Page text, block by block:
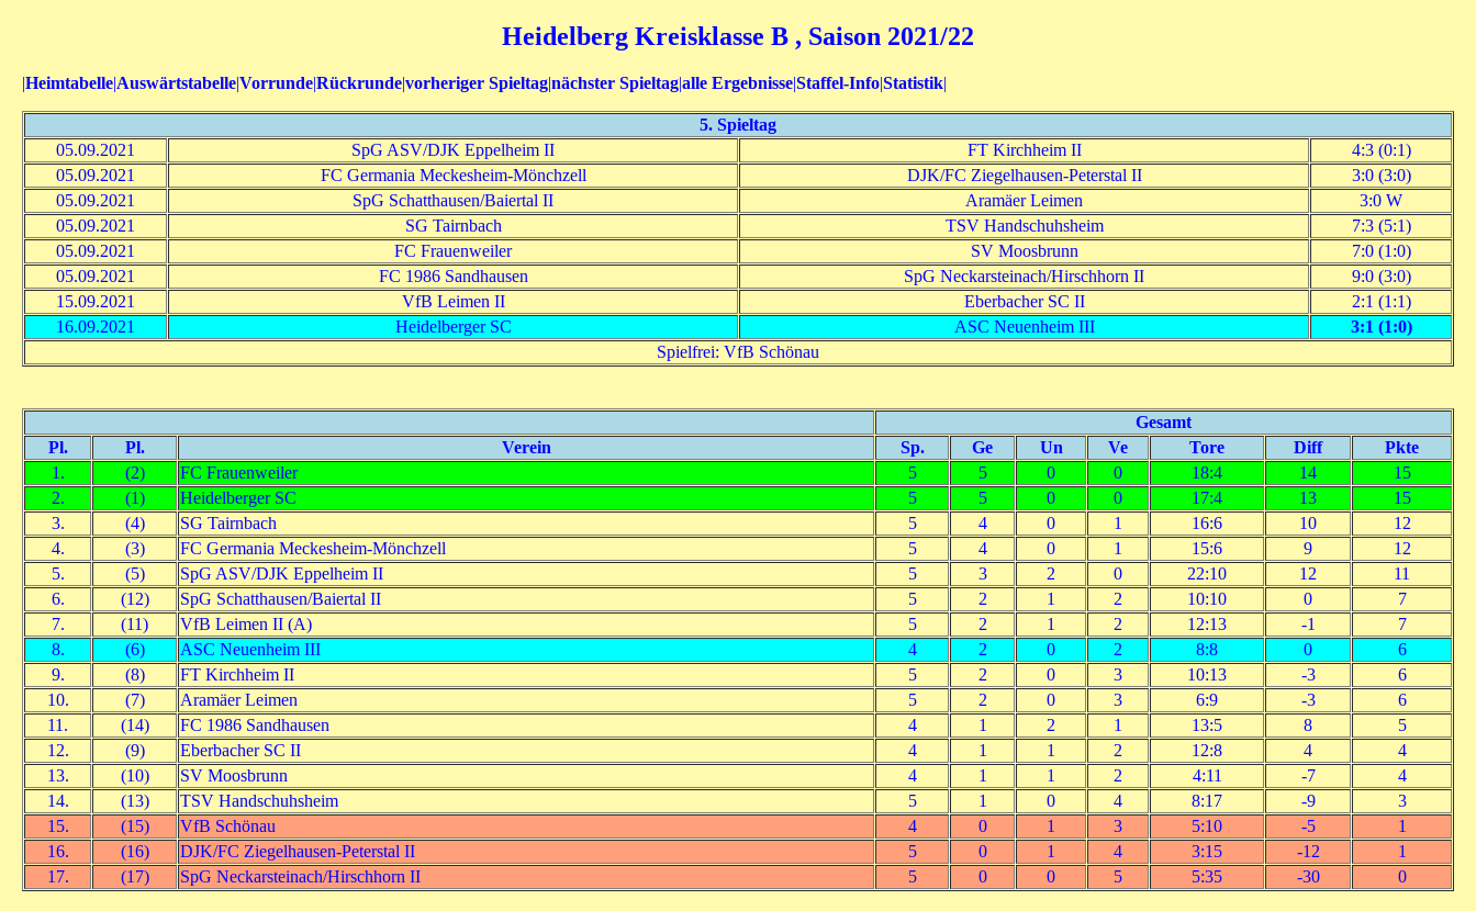
Heidelberg Kreisklasse B , Saison 2021/22
|Heimtabelle|Auswärtstabelle|Vorrunde|Rückrunde|vorheriger Spieltag|nächster Spieltag|alle Ergebnisse|Staffel-Info|Statistik|
5. Spieltag
05.09.2021
SpG ASV/DJK Eppelheim II FT Kirchheim II
4:3 (0:1)
05.09.2021
FC Germania Meckesheim-Mönchzell DJK/FC Ziegelhausen-Peterstal II
3:0 (3:0)
05.09.2021
SpG Schatthausen/Baiertal II Aramäer Leimen
3:0 W
05.09.2021
SG Tairnbach TSV Handschuhsheim
7:3 (5:1)
05.09.2021
FC Frauenweiler SV Moosbrunn
7:0 (1:0)
05.09.2021
FC 1986 Sandhausen SpG Neckarsteinach/Hirschhorn II
9:0 (3:0)
15.09.2021
VfB Leimen II Eberbacher SC II
2:1 (1:1)
16.09.2021
Heidelberger SC ASC Neuenheim III
3:1 (1:0)
Spielfrei: VfB Schönau
Gesamt
Pl.
Pl. Verein Sp. Ge Un Ve Tore Diff
Pkte
1.
(2) FC Frauenweiler 5 5 0 0 18:4 14
15
2.
(1) Heidelberger SC 5 5 0 0 17:4 13
15
3.
(4) SG Tairnbach 5 4 0 1 16:6 10
12
4.
(3) FC Germania Meckesheim-Mönchzell 5 4 0 1 15:6 9
12
5.
(5) SpG ASV/DJK Eppelheim II 5 3 2 0 22:10 12
11
6.
(12) SpG Schatthausen/Baiertal II 5 2 1 2 10:10 0
7
7.
(11) VfB Leimen II (A) 5 2 1 2 12:13 -1
7
8.
(6) ASC Neuenheim III 4 2 0 2 8:8 0
6
9.
(8) FT Kirchheim II 5 2 0 3 10:13 -3
6
10.
(7) Aramäer Leimen 5 2 0 3 6:9 -3
6
11.
(14) FC 1986 Sandhausen 4 1 2 1 13:5 8
5
12.
(9) Eberbacher SC II 4 1 1 2 12:8 4
4
13.
(10) SV Moosbrunn 4 1 1 2 4:11 -7
4
14.
(13) TSV Handschuhsheim 5 1 0 4 8:17 -9
3
15.
(15) VfB Schönau 4 0 1 3 5:10 -5
1
16.
(16) DJK/FC Ziegelhausen-Peterstal II 5 0 1 4 3:15 -12
1
17.
(17) SpG Neckarsteinach/Hirschhorn II 5 0 0 5 5:35 -30 0